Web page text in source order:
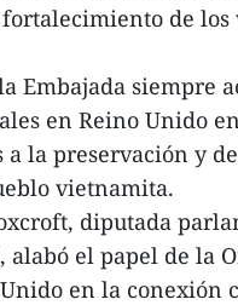
de
Embajada siempre
en Reino Unido
la preservación y
vietnamita.
diputada
el papel de la
en la conexión